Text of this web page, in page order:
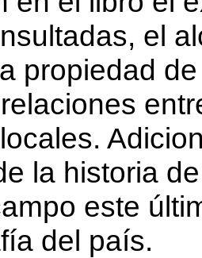
el
propiedad
la historia
este
del país.